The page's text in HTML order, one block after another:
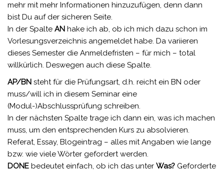
mehr mit mehr Informationen hinzuzufügen, denn dann
bist Du auf der sicheren Seite.
In der Spalte AN hake ich ab, ob ich mich dazu schon im
Vorlesungsverzeichnis angemeldet habe. Da variieren
dieses Semester die Anmeldefristen – für mich – total
willkürlich. Deswegen auch diese Spalte.
AP/BN steht für die Prüfungsart, d.h. reicht ein BN oder
muss/will ich in diesem Seminar eine
(Modul-)Abschlussprüfung schreiben.
In der nächsten Spalte trage ich dann ein, was ich machen
muss, um den entsprechenden Kurs zu absolvieren.
Referat, Essay, Blogeintrag – alles mit Angaben wie lange
bzw. wie viele Wörter gefordert werden.
DONE bedeutet einfach, ob ich das unter Was? Geforderte